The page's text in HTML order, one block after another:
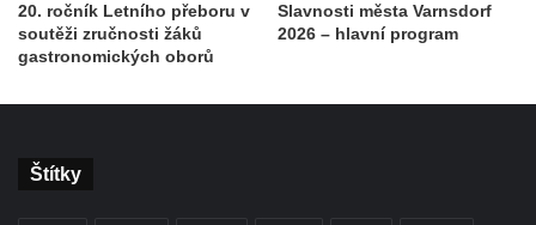
20. ročník Letního přeboru v
soutěži zručnosti žáků
gastronomických oborů
Slavnosti města Varnsdorf
2026 – hlavní program
Štítky